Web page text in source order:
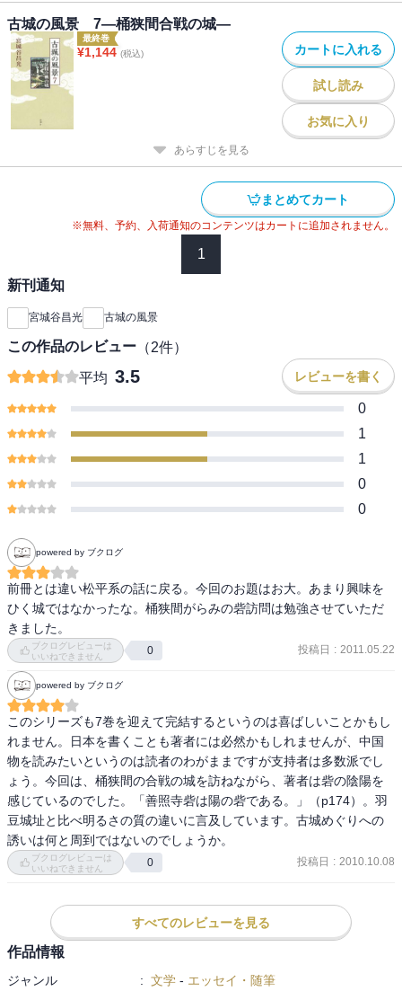
古城の風景 7―桶狭間合戦の城―
最終巻
¥1,144 (税込) カートに入れる
試し読み
お気に入り
あらすじを見る
まとめてカート
※無料、予約、入荷通知のコンテンツはカートに追加されません。
1
新刊通知
宮城谷昌光 古城の風景
この作品のレビュー （2件）
平均 3.5 レビューを書く
0
1
1
0
0
powered by ブクログ
前冊とは違い松平系の話に戻る。今回のお題はお大。あまり興味を
ひく城ではなかったな。桶狭間がらみの砦訪問は勉強させていただ
きました。
ブクログレビューは
いいねできません
0 投稿日 : 2011.05.22
powered by ブクログ
このシリーズも7巻を迎えて完結するというのは喜ばしいことかもし
れません。日本を書くことも著者には必然かもしれませんが、中国
物を読みたいというのは読者のわがままですが支持者は多数派でし
ょう。今回は、桶狭間の合戦の城を訪ねながら、著者は砦の陰陽を
感じているのでした。「善照寺砦は陽の砦である。」（p174）。羽
豆城址と比べ明るさの質の違いに言及しています。古城めぐりへの
誘いは何と周到ではないのでしょうか。
ブクログレビューは
いいねできません
0 投稿日 : 2010.10.08
すべてのレビューを見る
作品情報
ジャンル : 文学 - エッセイ・随筆